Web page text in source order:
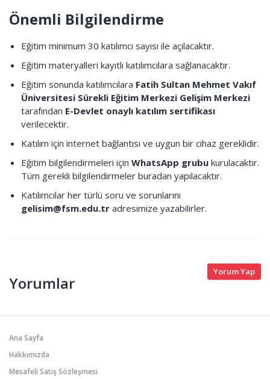
Önemli Bilgilendirme
Eğitim minimum 30 katılımcı sayısı ile açılacaktır.
Eğitim materyalleri kayıtlı katılımcılara sağlanacaktır.
Eğitim sonunda katılımcılara Fatih Sultan Mehmet Vakıf
Üniversitesi Sürekli Eğitim Merkezi Gelişim Merkezi
tarafından E-Devlet onaylı katılım sertifikası
verilecektir.
Katılım için internet bağlantısı ve uygun bir cihaz gereklidir.
Eğitim bilgilendirmeleri için WhatsApp grubu kurulacaktır.
Tüm gerekli bilgilendirmeler buradan yapılacaktır.
Katılımcılar her türlü soru ve sorunlarını
gelisim@fsm.edu.tr adresimize yazabilirler.
Yorumlar
Yorum Yap
Ana Sayfa
Hakkımızda
Mesafeli Satış Sözleşmesi